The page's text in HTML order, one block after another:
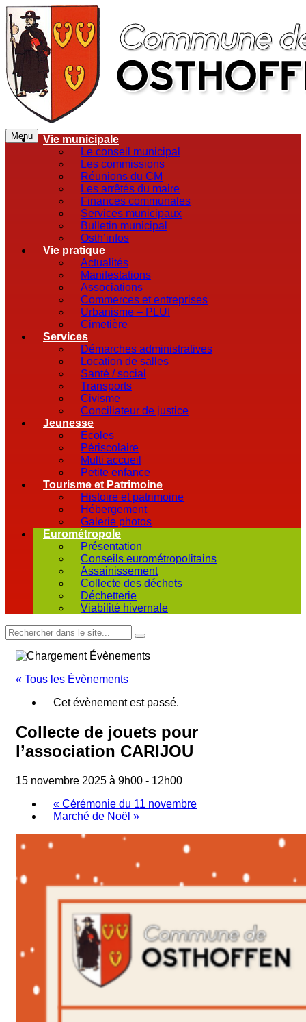
Menu
Vie municipale
Le conseil municipal
Les commissions
Réunions du CM
Les arrêtés du maire
Finances communales
Services municipaux
Bulletin municipal
Osth’infos
Vie pratique
Actualités
Manifestations
Associations
Commerces et entreprises
Urbanisme – PLUI
Cimetière
Services
Démarches administratives
Location de salles
Santé / social
Transports
Civisme
Conciliateur de justice
Jeunesse
Ecoles
Périscolaire
Multi accueil
Petite enfance
Tourisme et Patrimoine
Histoire et patrimoine
Hébergement
Galerie photos
Eurométropole
Présentation
Conseils eurométropolitains
Assainissement
Collecte des déchets
Déchetterie
Viabilité hivernale
« Tous les Évènements
Cet évènement est passé.
Collecte de jouets pour
l’association CARIJOU
15 novembre 2025 à 9h00 - 12h00
« Cérémonie du 11 novembre
Marché de Noël »